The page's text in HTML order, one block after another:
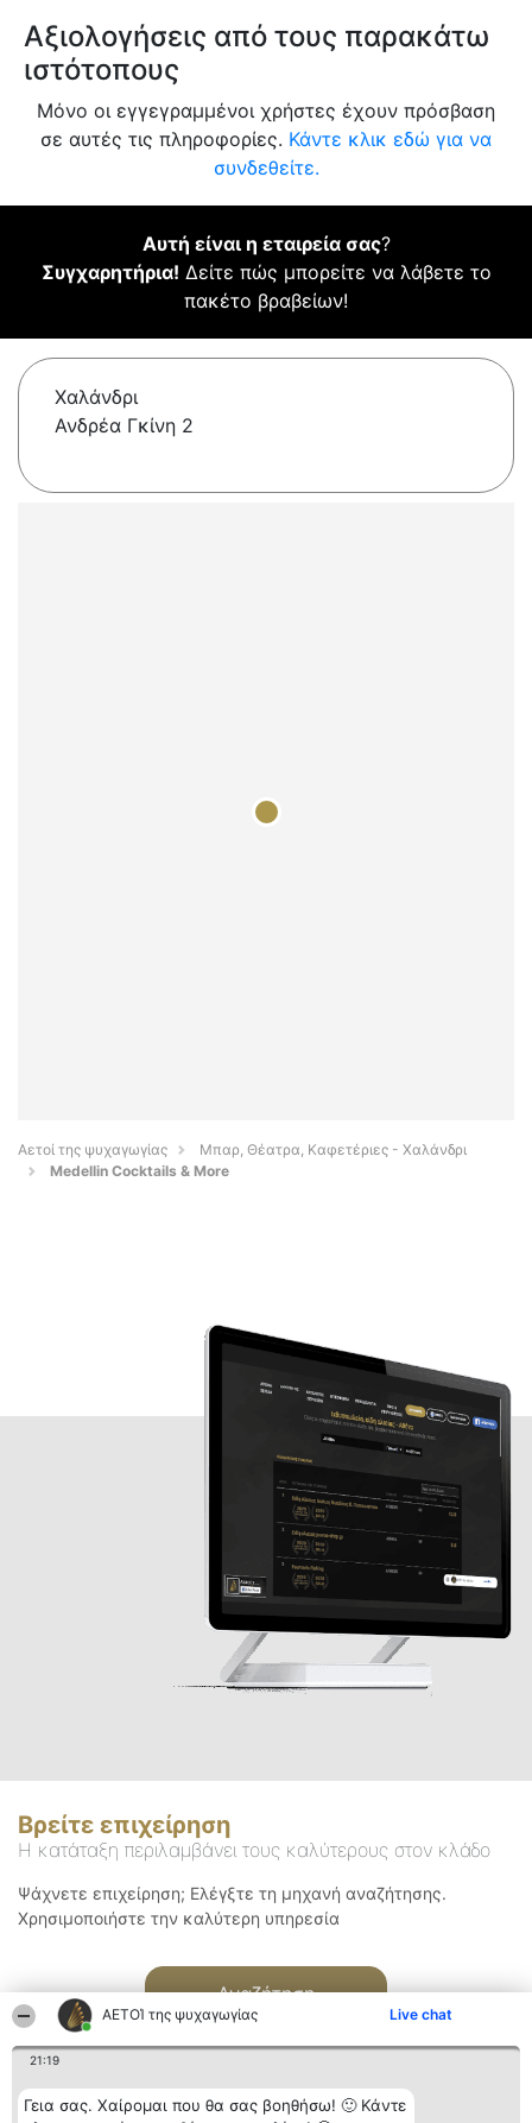
ΑΕΤΟΊ της ψυχαγωγίας Live chat
21:19
Γεια σας. Χαίρομαι που θα σας βοηθήσω! 🙂 Κάντε
Αξιολογήσεις από τους παρακάτω
ιστότοπους
Μόνο οι εγγεγραμμένοι χρήστες έχουν πρόσβαση
σε αυτές τις πληροφορίες. Κάντε κλικ εδώ για να
συνδεθείτε.
Αυτή είναι η εταιρεία σας?
Συγχαρητήρια! Δείτε πώς μπορείτε να λάβετε το
πακέτο βραβείων!
Χαλάνδρι
Ανδρέα Γκίνη 2
Αετοί της ψυχαγωγίας
Μπαρ, Θέατρα, Καφετέριες - Χαλάνδρι
Medellin Cocktails & More
Βρείτε επιχείρηση
Η κατάταξη περιλαμβάνει τους καλύτερους στον κλάδο
Ψάχνετε επιχείρηση; Ελέγξτε τη μηχανή αναζήτησης.
Χρησιμοποιήστε την καλύτερη υπηρεσία
Αναζήτηση